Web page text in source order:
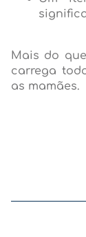
Mais do
carrega
as mamães.